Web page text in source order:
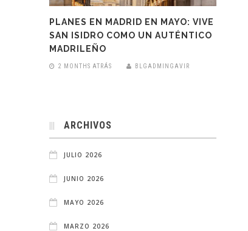
PLANES EN MADRID EN MAYO: VIVE
SAN ISIDRO COMO UN AUTÉNTICO
MADRILEÑO
2 MONTHS ATRÁS BLGADMINGAVIR
ARCHIVOS
JULIO 2026
JUNIO 2026
MAYO 2026
MARZO 2026